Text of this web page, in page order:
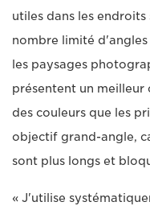
utiles dans les
nombre limité
les paysages
présentent un meilleur
des couleurs que les
objectif grand-angle,
sont plus longs et
« J'utilise